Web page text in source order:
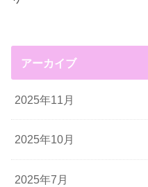
アーカイブ
2025年11月
2025年10月
2025年7月